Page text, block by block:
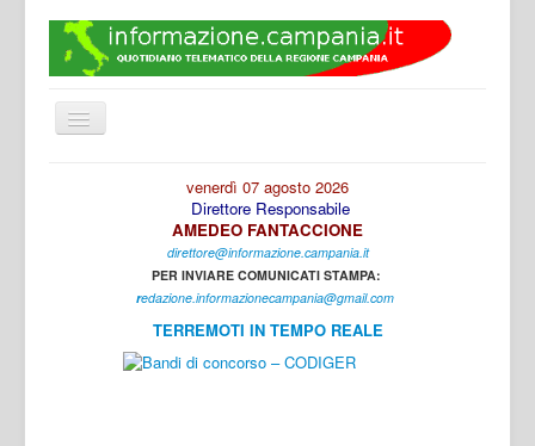
Cambia
navigazione
venerdì 07 agosto 2026
Direttore Responsabile
AMEDEO FANTACCIONE
direttore@informazione.campania.it
PER INVIARE COMUNICATI STAMPA:
redazione.informazionecampania@gmail.com
TERREMOTI IN TEMPO REALE